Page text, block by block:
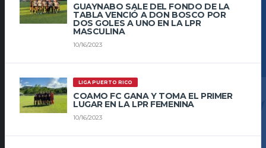
GUAYNABO SALE DEL FONDO DE LA
TABLA VENCIÓ A DON BOSCO POR
DOS GOLES A UNO EN LA LPR
MASCULINA
10/16/2023
LIGA PUERTO RICO
COAMO FC GANA Y TOMA EL PRIMER
LUGAR EN LA LPR FEMENINA
10/16/2023